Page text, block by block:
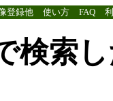
登録他 使い方 FAQ
検索